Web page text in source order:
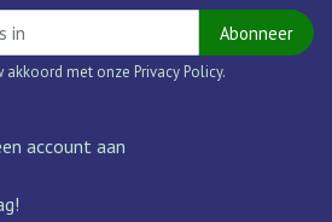
Abonneer
met onze Privacy Policy.
account aan